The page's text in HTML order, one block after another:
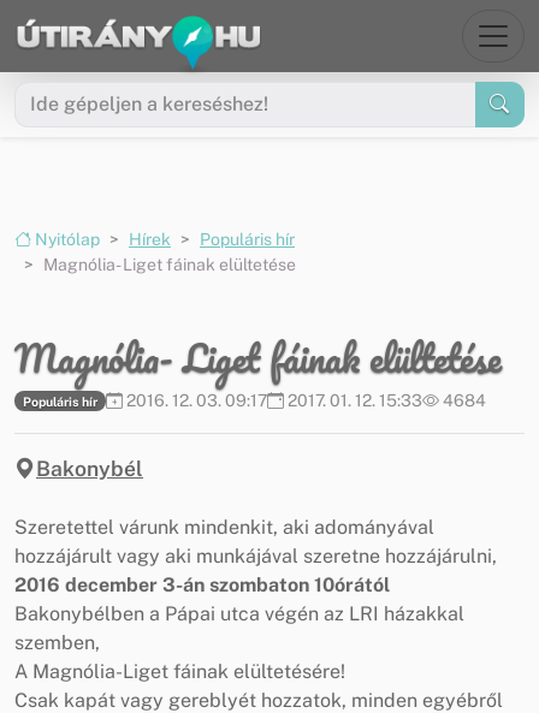
Ugrás a menüre
Ugrás a tartalomra
Nyitólap Hírek
Populáris hír
Magnólia- Liget fáinak elültetése
Magnólia- Liget fáinak elültetése
Populáris hír 2016. 12. 03. 09:17 2017. 01. 12. 15:33 4684
Bakonybél
Szeretettel várunk mindenkit, aki adományával
hozzájárult vagy aki munkájával szeretne hozzájárulni,
2016 december 3-án szombaton 10órától
Bakonybélben a Pápai utca végén az LRI házakkal
szemben,
A Magnólia-Liget fáinak elültetésére!
Csak kapát vagy gereblyét hozzatok, minden egyébről